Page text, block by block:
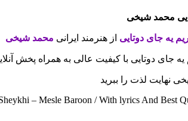
محمد شیخی
یه جای دوتایی از هنرمند ایرانی محمد شیخی
یه جای دوتایی با کیفیت عالی به همراه پخش
نهایت لذت را ببرید
– Mesle Baroon / With lyrics And Best